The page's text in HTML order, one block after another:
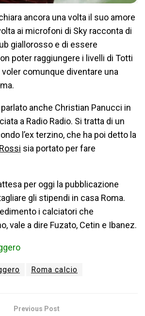
ancora una volta il suo amore
ai microfoni di Sky racconta di
giallorosso e di essere
poter raggiungere i livelli di Totti
voler comunque diventare una
parlato anche Christian Panucci in
a Radio Radio. Si tratta di un
l’ex terzino, che ha poi detto la
sia portato per fare
per oggi la pubblicazione
gli stipendi in casa Roma.
i calciatori che
vale a dire Fuzato, Cetin e Ibanez.
Roma calcio
Previous Post